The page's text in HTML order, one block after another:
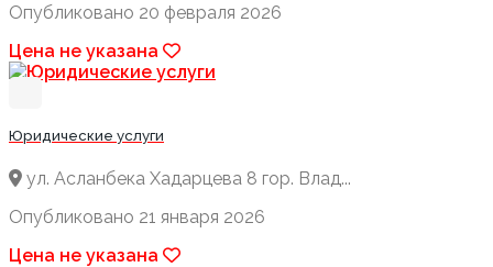
Опубликовано 20 февраля 2026
Цена не указана
Юридические услуги
ул. Асланбека Хадарцева 8 гор. Влад...
Опубликовано 21 января 2026
Цена не указана